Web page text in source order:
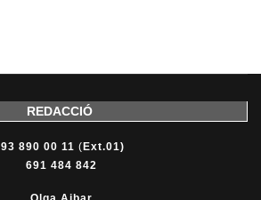
REDACCIÓ
93 890 00 11 ( Ext.01)
691 484 842